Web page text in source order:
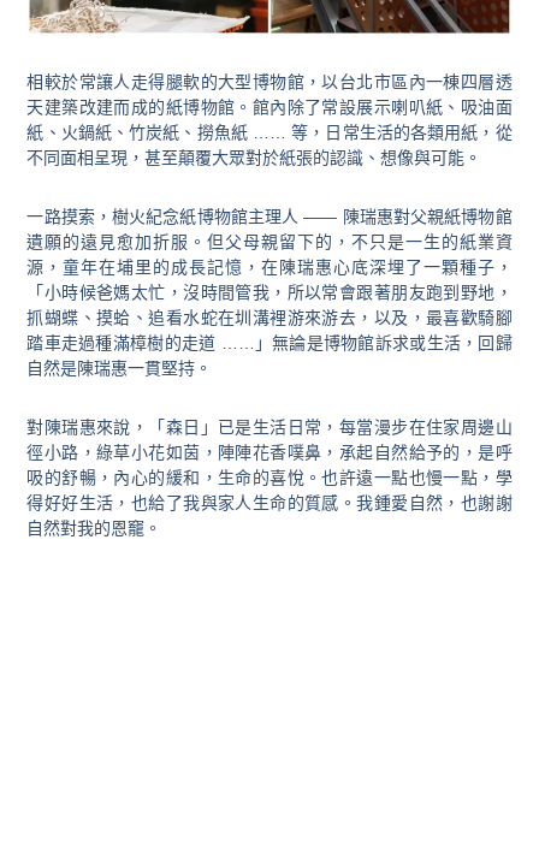
相較於常讓人走得腿軟的大型博物館，以台北市區內一棟四層透
天建築改建而成的紙博物館。館內除了常設展示喇叭紙、吸油面
紙、火鍋紙、竹炭紙、撈魚紙 …… 等，日常生活的各類用紙，從
不同面相呈現，甚至顛覆大眾對於紙張的認識、想像與可能。
一路摸索，樹火紀念紙博物館主理人 —— 陳瑞惠對父親紙博物館
遺願的遠見愈加折服。但父母親留下的，不只是一生的紙業資
源，童年在埔里的成長記憶，在陳瑞惠心底深埋了一顆種子，
「小時候爸媽太忙，沒時間管我，所以常會跟著朋友跑到野地，
抓蝴蝶、摸蛤、追看水蛇在圳溝裡游來游去，以及，最喜歡騎腳
踏車走過種滿樟樹的走道 ……」無論是博物館訴求或生活，回歸
自然是陳瑞惠一貫堅持。
對陳瑞惠來說，「森日」已是生活日常，每當漫步在住家周邊山
徑小路，綠草小花如茵，陣陣花香噗鼻，承起自然給予的，是呼
吸的舒暢，內心的緩和，生命的喜悅。也許遠一點也慢一點，學
得好好生活，也給了我與家人生命的質感。我鍾愛自然，也謝謝
自然對我的恩竉。